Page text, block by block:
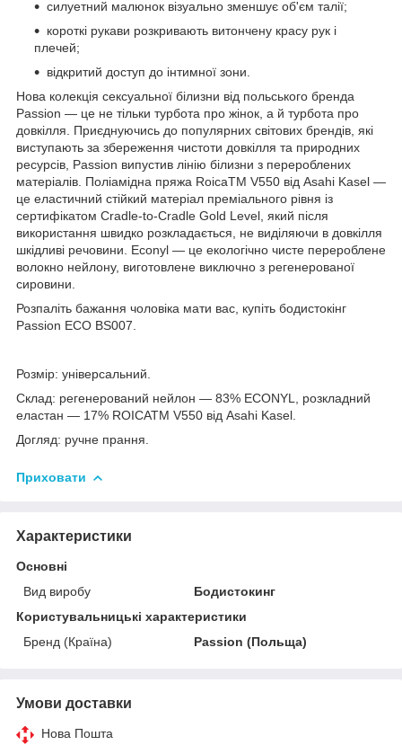
силуетний малюнок візуально зменшує об'єм талії;
короткі рукави розкривають витончену красу рук і
плечей;
відкритий доступ до інтимної зони.
Нова колекція сексуальної білизни від польського бренда
Passion — це не тільки турбота про жінок, а й турбота про
довкілля. Приєднуючись до популярних світових брендів, які
виступають за збереження чистоти довкілля та природних
ресурсів, Passion випустив лінію білизни з перероблених
матеріалів. Поліамідна пряжа RoicaTM V550 від Asahi Kasel —
це еластичний стійкий матеріал преміального рівня із
сертифікатом Cradle-to-Cradle Gold Level, який після
використання швидко розкладається, не виділяючи в довкілля
шкідливі речовини. Econyl — це екологічно чисте перероблене
волокно нейлону, виготовлене виключно з регенерованої
сировини.
Розпаліть бажання чоловіка мати вас, купіть бодистокінг
Passion ECO BS007.
Розмір: універсальний.
Склад: регенерований нейлон — 83% ECONYL, розкладний
еластан — 17% ROICATM V550 від Asahi Kasel.
Догляд: ручне прання.
Приховати
Характеристики
Основні
Вид виробу
Бодистокинг
Користувальницькі характеристики
Бренд (Країна)
Passion (Польща)
Умови доставки
Нова Пошта